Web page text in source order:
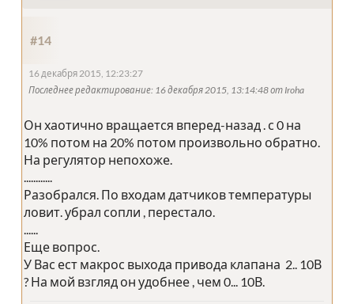
#14
16 декабря 2015, 12:23:27
Последнее редактирование: 16 декабря 2015, 13:14:48 от Iroha
Он хаотично вращается вперед-назад . с 0 на
10% потом на 20% потом произвольно обратно.
На регулятор непохоже.
............
Разобрался. По входам датчиков температуры
ловит. убрал сопли , перестало.
......
Еще вопрос.
У Вас ест макрос выхода привода клапана 2.. 10В
? На мой взгляд он удобнее , чем 0... 10В.